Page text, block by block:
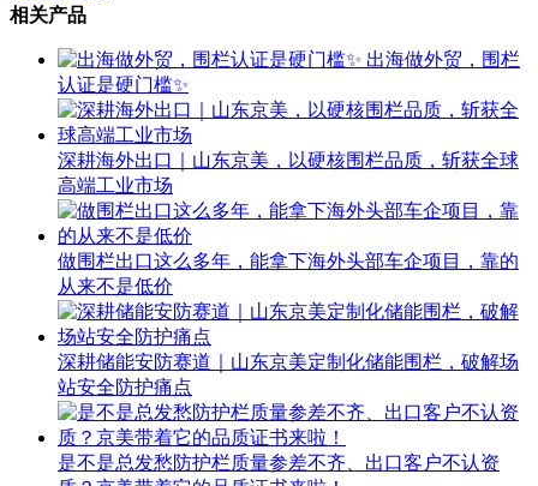
相关产品
出海做外贸，围栏
认证是硬门槛✨
深耕海外出口｜山东京美，以硬核围栏品质，斩获全球
高端工业市场
做围栏出口这么多年，能拿下海外头部车企项目，靠的
从来不是低价
深耕储能安防赛道｜山东京美定制化储能围栏，破解场
站安全防护痛点
是不是总发愁防护栏质量参差不齐、出口客户不认资